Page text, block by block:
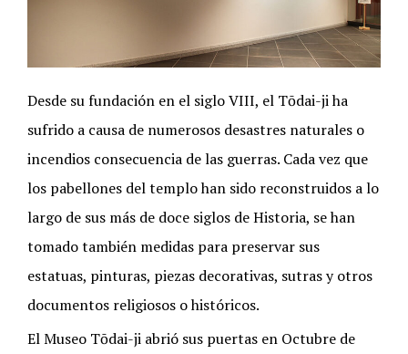
Desde su fundación en el siglo VIII, el Tōdai-ji ha
sufrido a causa de numerosos desastres naturales o
incendios consecuencia de las guerras. Cada vez que
los pabellones del templo han sido reconstruidos a lo
largo de sus más de doce siglos de Historia, se han
tomado también medidas para preservar sus
estatuas, pinturas, piezas decorativas, sutras y otros
documentos religiosos o históricos.
El Museo Tōdai-ji abrió sus puertas en Octubre de